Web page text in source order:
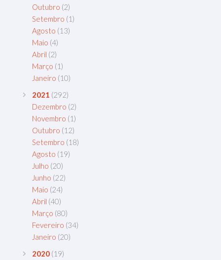
Outubro (2)
Setembro (1)
Agosto (13)
Maio (4)
Abril (2)
Março (1)
Janeiro (10)
2021 (292)
Dezembro (2)
Novembro (1)
Outubro (12)
Setembro (18)
Agosto (19)
Julho (20)
Junho (22)
Maio (24)
Abril (40)
Março (80)
Fevereiro (34)
Janeiro (20)
2020 (19)